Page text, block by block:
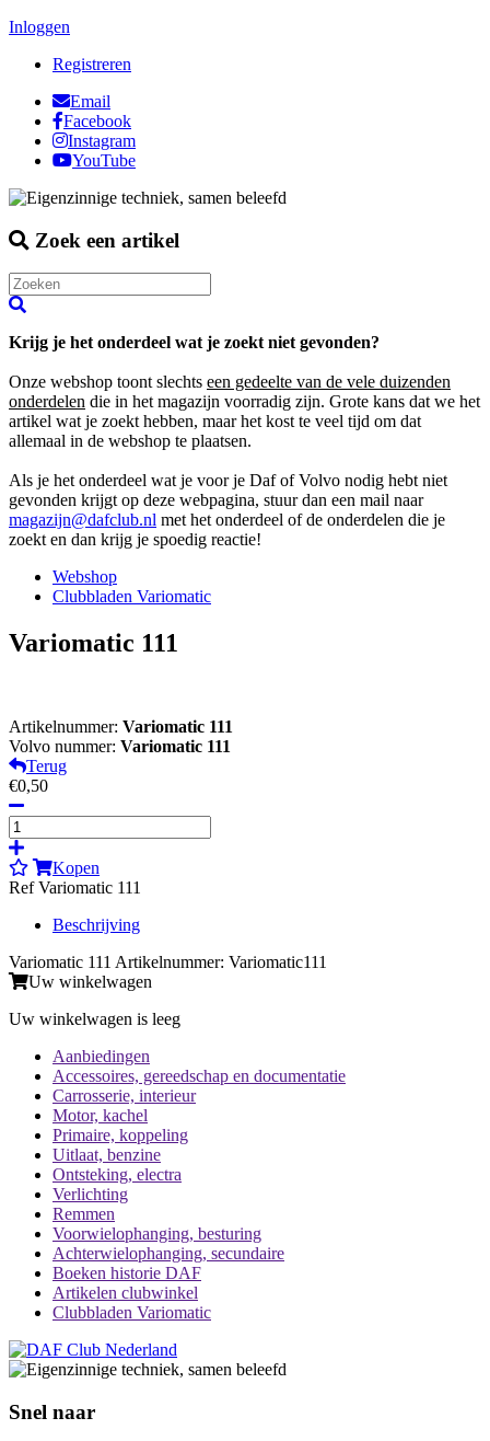
Inloggen
Registreren
Email
Facebook
Instagram
YouTube
Zoek een artikel
Krijg je het onderdeel wat je zoekt niet gevonden?
Onze webshop toont slechts een gedeelte van de vele duizenden
onderdelen die in het magazijn voorradig zijn. Grote kans dat we het
artikel wat je zoekt hebben, maar het kost te veel tijd om dat
allemaal in de webshop te plaatsen.
Als je het onderdeel wat je voor je Daf of Volvo nodig hebt niet
gevonden krijgt op deze webpagina, stuur dan een mail naar
magazijn@dafclub.nl met het onderdeel of de onderdelen die je
zoekt en dan krijg je spoedig reactie!
Webshop
Clubbladen Variomatic
Variomatic 111
Artikelnummer: Variomatic 111
Volvo nummer: Variomatic 111
Terug
€0,50
Kopen
Ref Variomatic 111
Beschrijving
Variomatic 111 Artikelnummer: Variomatic111
Uw winkelwagen
Uw winkelwagen is leeg
Aanbiedingen
Accessoires, gereedschap en documentatie
Carrosserie, interieur
Motor, kachel
Primaire, koppeling
Uitlaat, benzine
Ontsteking, electra
Verlichting
Remmen
Voorwielophanging, besturing
Achterwielophanging, secundaire
Boeken historie DAF
Artikelen clubwinkel
Clubbladen Variomatic
Snel naar